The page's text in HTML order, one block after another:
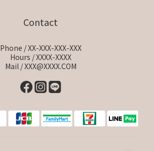
Contact
Phone / XX-XXX-XXX-XXX
Hours / XXXX-XXXX
Mail / XXX@XXXX.COM